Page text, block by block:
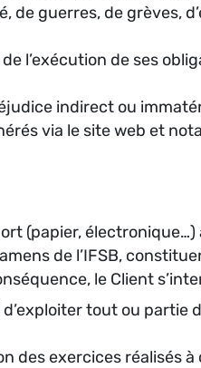
de guerres, de grèves,
l’exécution de ses
indirect ou
via le site web et
(papier,
de l’IFSB,
le Client
tout ou partie
des exercices réalisés